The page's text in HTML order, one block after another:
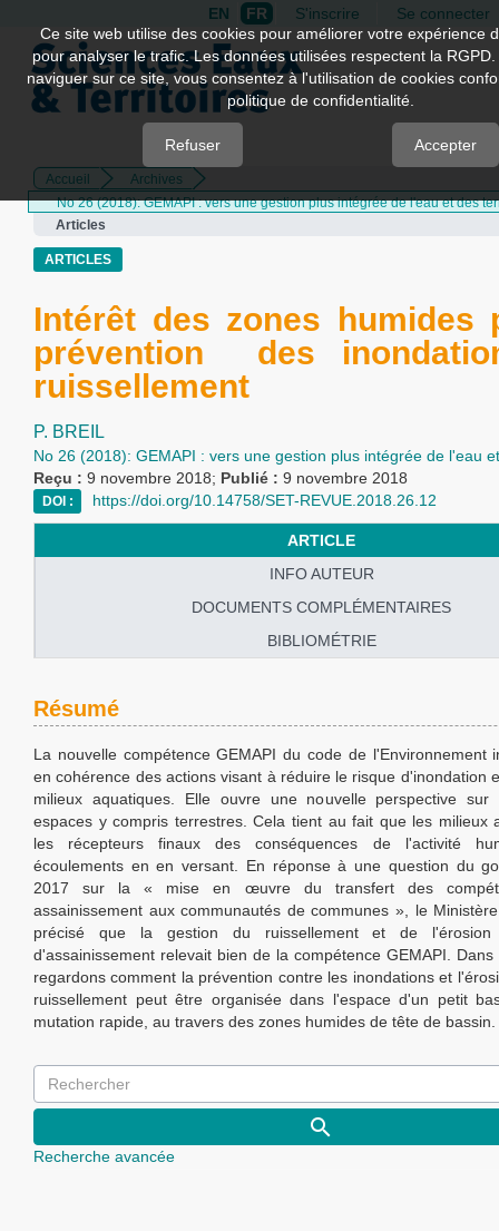
Quick
jump
page
Main
Navigation
Main
Content
EN FR S'inscrire Se connecter
Accueil
Archives
No 26 (2018): GEMAPI : vers une gestion plus intégrée de l'eau et des
Articles
ARTICLES
Intérêt des zones humides
prévention des
ruissellement
P. BREIL
No 26 (2018): GEMAPI : vers une gestion plus intégrée de l'eau
Reçu : 9 novembre 2018; Publié : 9 novembre 2018
DOI : https://doi.org/10.14758/SET-REVUE.2018.26.12
ARTICLE
INFO AUTEUR
DOCUMENTS COMPLÉMENTAIRES
BIBLIOMÉTRIE
Résumé
La nouvelle compétence GEMAPI du code de l'Environnement
en cohérence des actions visant à réduire le risque d'inondation
milieux aquatiques. Elle ouvre une nouvelle perspective
espaces y compris terrestres. Cela tient au fait que les milieux
les récepteurs finaux des conséquences de l'activité
écoulements en en versant. En réponse à une question du
2017 sur la « mise en œuvre du transfert des
assainissement aux communautés de communes », le
précisé que la gestion du ruissellement et de l'érosion
d'assainissement relevait bien de la compétence GEMAPI.
regardons comment la prévention contre les inondations et
ruissellement peut être organisée dans l'espace d'un petit
mutation rapide, au travers des zones humides de tête de bassin.
Recherche avancée
Ce site web utilise des cookies pour améliorer votre expérience
pour analyser le trafic. Les données utilisées respectent la
naviguer sur ce site, vous consentez à l'utilisation de cookies
politique de confidentialité.
Refuser Accepter